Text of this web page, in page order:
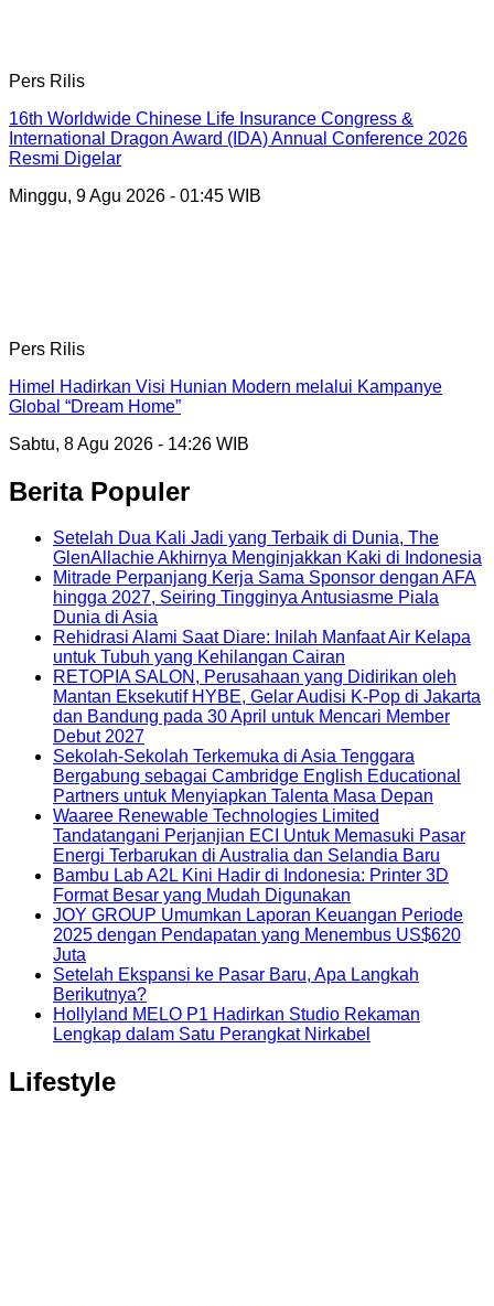
Pers Rilis
16th Worldwide Chinese Life Insurance Congress &
International Dragon Award (IDA) Annual Conference 2026
Resmi Digelar
Minggu, 9 Agu 2026 - 01:45 WIB
Pers Rilis
Himel Hadirkan Visi Hunian Modern melalui Kampanye
Global “Dream Home”
Sabtu, 8 Agu 2026 - 14:26 WIB
Berita Populer
Setelah Dua Kali Jadi yang Terbaik di Dunia, The
GlenAllachie Akhirnya Menginjakkan Kaki di Indonesia
Mitrade Perpanjang Kerja Sama Sponsor dengan AFA
hingga 2027, Seiring Tingginya Antusiasme Piala
Dunia di Asia
Rehidrasi Alami Saat Diare: Inilah Manfaat Air Kelapa
untuk Tubuh yang Kehilangan Cairan
RETOPIA SALON, Perusahaan yang Didirikan oleh
Mantan Eksekutif HYBE, Gelar Audisi K-Pop di Jakarta
dan Bandung pada 30 April untuk Mencari Member
Debut 2027
Sekolah-Sekolah Terkemuka di Asia Tenggara
Bergabung sebagai Cambridge English Educational
Partners untuk Menyiapkan Talenta Masa Depan
Waaree Renewable Technologies Limited
Tandatangani Perjanjian ECI Untuk Memasuki Pasar
Energi Terbarukan di Australia dan Selandia Baru
Bambu Lab A2L Kini Hadir di Indonesia: Printer 3D
Format Besar yang Mudah Digunakan
JOY GROUP Umumkan Laporan Keuangan Periode
2025 dengan Pendapatan yang Menembus US$620
Juta
Setelah Ekspansi ke Pasar Baru, Apa Langkah
Berikutnya?
Hollyland MELO P1 Hadirkan Studio Rekaman
Lengkap dalam Satu Perangkat Nirkabel
Lifestyle